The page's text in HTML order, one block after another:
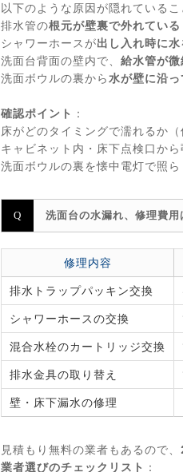
以下のような原因が隠れているこ
排水管の根元が壁裏で外れている
シャワーホースが出し入れ時に
洗面台背面の壁内で、 給水管が
洗面ボウルの裏から水が壁に沿
確認ポイント ：
床がどのタイミングで濡れるか
キャビネット内・床下点検口か
洗面ボウルの裏を懐中電灯で照ら
洗面台の水漏れ、修理費用
修理内容
排水トラップパッキン交換
シャワーホースの交換
混合水栓のカートリッジ交換
排水金具の取り替え
壁・床下漏水の修理
見積もり無料の業者もあるので、
業者選びのチェックリスト ：